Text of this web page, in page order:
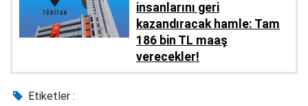
insanlarını geri
kazandıracak hamle: Tam
186 bin TL maaş
verecekler!
Etiketler :